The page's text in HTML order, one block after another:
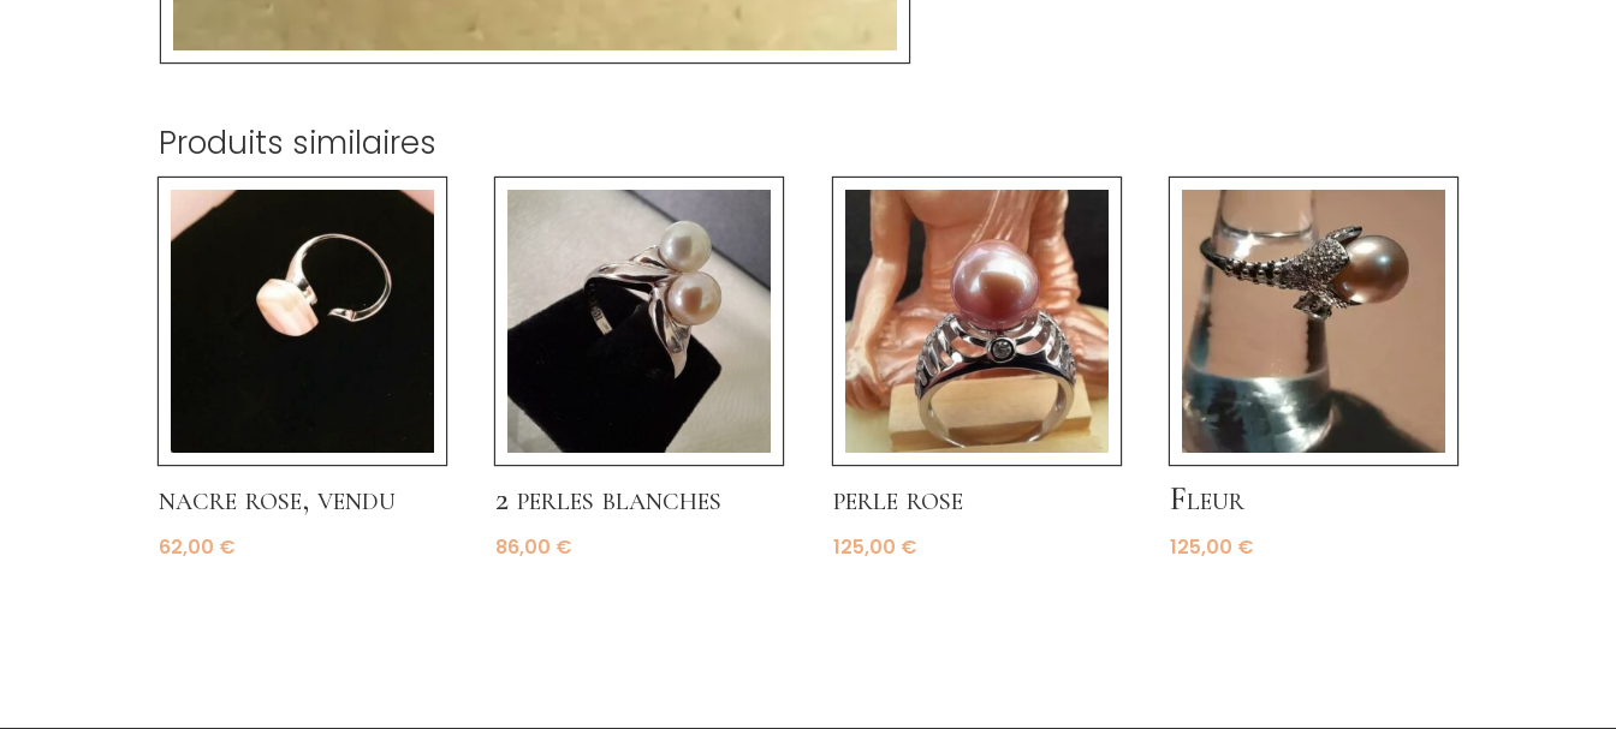
Produits similaires
nacre rose, vendu
62,00 €
2 perles blanches
86,00 €
perle rose
125,00 €
Fleur
125,00 €